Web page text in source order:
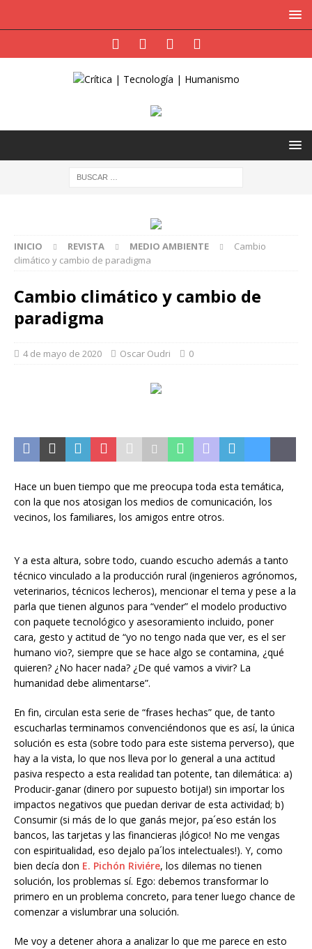
INICIO REVISTA MEDIO AMBIENTE
Cambio
climático y cambio de paradigma
Cambio climático y cambio de
paradigma
4 de mayo de 2020 Oscar Oudri 0
Hace un buen tiempo que me preocupa toda esta temática,
con la que nos atosigan los medios de comunicación, los
vecinos, los familiares, los amigos entre otros.
Y a esta altura, sobre todo, cuando escucho además a tanto
técnico vinculado a la producción rural (ingenieros agrónomos,
veterinarios, técnicos lecheros), mencionar el tema y pese a la
parla que tienen algunos para “vender” el modelo productivo
con paquete tecnológico y asesoramiento incluido, poner
cara, gesto y actitud de “yo no tengo nada que ver, es el ser
humano vio?, siempre que se hace algo se contamina, ¿qué
quieren? ¿No hacer nada? ¿De qué vamos a vivir? La
humanidad debe alimentarse”.
En fin, circulan esta serie de “frases hechas” que, de tanto
escucharlas terminamos convenciéndonos que es así, la única
solución es esta (sobre todo para este sistema perverso), que
hay a la vista, lo que nos lleva por lo general a una actitud
pasiva respecto a esta realidad tan potente, tan dilemática: a)
Producir-ganar (dinero por supuesto botija!) sin importar los
impactos negativos que puedan derivar de esta actividad; b)
Consumir (si más de lo que ganás mejor, pa´eso están los
bancos, las tarjetas y las financieras ¡lógico! No me vengas
con espiritualidad, eso dejalo pa´los intelectuales!). Y, como
bien decía don E. Pichón Riviére, los dilemas no tienen
solución, los problemas sí. Ego: debemos transformar lo
primero en un problema concreto, para tener luego chance de
comenzar a vislumbrar una solución.
Me voy a detener ahora a analizar lo que me parece en esto